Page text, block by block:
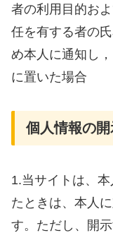
者の利用目的お
任を有する者の
め本人に通知し
に置いた場合
個人情報の開
1.当サイトは、
たときは、本人
す。ただし、開